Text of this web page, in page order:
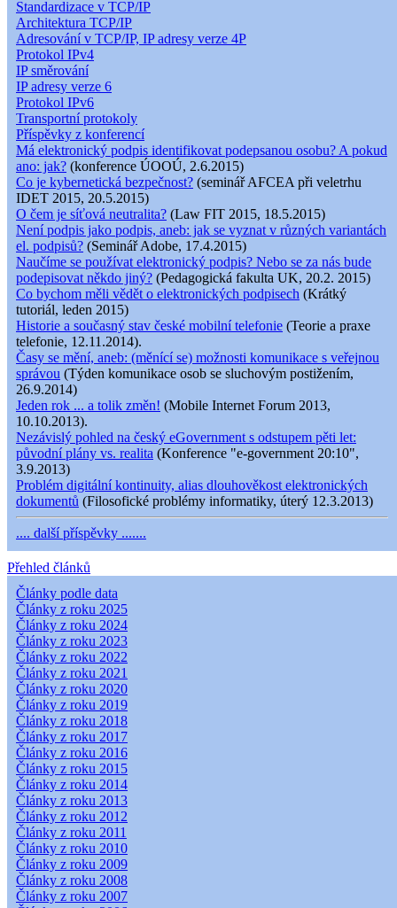
Standardizace v TCP/IP
Architektura TCP/IP
Adresování v TCP/IP, IP adresy verze 4P
Protokol IPv4
IP směrování
IP adresy verze 6
Protokol IPv6
Transportní protokoly
Příspěvky z konferencí
Má elektronický podpis identifikovat podepsanou osobu? A pokud
ano: jak? (konference ÚOOÚ, 2.6.2015)
Co je kybernetická bezpečnost? (seminář AFCEA při veletrhu
IDET 2015, 20.5.2015)
O čem je síťová neutralita? (Law FIT 2015, 18.5.2015)
Není podpis jako podpis, aneb: jak se vyznat v různých variantách
el. podpisů? (Seminář Adobe, 17.4.2015)
Naučíme se používat elektronický podpis? Nebo se za nás bude
podepisovat někdo jiný? (Pedagogická fakulta UK, 20.2. 2015)
Co bychom měli vědět o elektronických podpisech (Krátký
tutoriál, leden 2015)
Historie a současný stav české mobilní telefonie (Teorie a praxe
telefonie, 12.11.2014).
Časy se mění, aneb: (měnící se) možnosti komunikace s veřejnou
správou (Týden komunikace osob se sluchovým postižením,
26.9.2014)
Jeden rok ... a tolik změn! (Mobile Internet Forum 2013,
10.10.2013).
Nezávislý pohled na český eGovernment s odstupem pěti let:
původní plány vs. realita (Konference "e-government 20:10",
3.9.2013)
Problém digitální kontinuity, alias dlouhověkost elektronických
dokumentů (Filosofické problémy informatiky, úterý 12.3.2013)
.... další příspěvky .......
Přehled článků
Články podle data
Články z roku 2025
Články z roku 2024
Články z roku 2023
Články z roku 2022
Články z roku 2021
Články z roku 2020
Články z roku 2019
Články z roku 2018
Články z roku 2017
Články z roku 2016
Články z roku 2015
Články z roku 2014
Články z roku 2013
Články z roku 2012
Články z roku 2011
Články z roku 2010
Články z roku 2009
Články z roku 2008
Články z roku 2007